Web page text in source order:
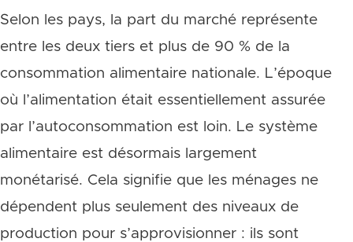
Selon les pays, la part du marché représente
entre les deux tiers et plus de 90 % de la
consommation alimentaire nationale. L’époque
où l’alimentation était essentiellement assurée
par l’autoconsommation est loin. Le système
alimentaire est désormais largement
monétarisé. Cela signifie que les ménages ne
dépendent plus seulement des niveaux de
production pour s’approvisionner : ils sont